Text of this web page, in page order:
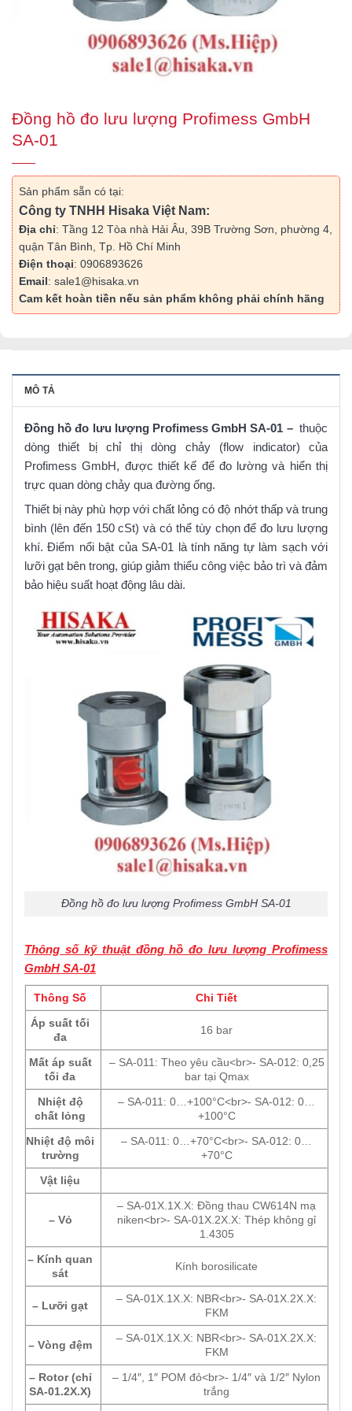
Đồng hồ đo lưu lượng Profimess GmbH
SA-01
Sản phẩm sẵn có tại:
Công ty TNHH Hisaka Việt Nam:
Địa chỉ: Tầng 12 Tòa nhà Hải Âu, 39B Trường Sơn, phường 4,
quận Tân Bình, Tp. Hồ Chí Minh
Điện thoại: 0906893626
Email: sale1@hisaka.vn
Cam kết hoàn tiền nếu sản phẩm không phải chính hãng
MÔ TẢ
Đồng hồ đo lưu lượng Profimess GmbH SA-01 – thuộc
dòng thiết bị chỉ thị dòng chảy (flow indicator) của
Profimess GmbH, được thiết kế để đo lường và hiển thị
trực quan dòng chảy qua đường ống.
Thiết bị này phù hợp với chất lỏng có độ nhớt thấp và trung
bình (lên đến 150 cSt) và có thể tùy chọn để đo lưu lượng
khí. Điểm nổi bật của SA-01 là tính năng tự làm sạch với
lưỡi gạt bên trong, giúp giảm thiểu công việc bảo trì và đảm
bảo hiệu suất hoạt động lâu dài.
Đồng hồ đo lưu lượng Profimess GmbH SA-01
Thông số kỹ thuật đồng hồ đo lưu lượng Profimess
GmbH SA-01
Thông Số
Chi Tiết
Áp suất tối
đa
16 bar
Mất áp suất
tối đa
– SA-011: Theo yêu cầu<br>- SA-012: 0,25
bar tại Qmax
Nhiệt độ
chất lỏng
– SA-011: 0…+100°C<br>- SA-012: 0…
+100°C
Nhiệt độ môi
trường
– SA-011: 0…+70°C<br>- SA-012: 0…
+70°C
Vật liệu
– Vỏ
– SA-01X.1X.X: Đồng thau CW614N mạ
niken<br>- SA-01X.2X.X: Thép không gỉ
1.4305
– Kính quan
sát
Kính borosilicate
– Lưỡi gạt
– SA-01X.1X.X: NBR<br>- SA-01X.2X.X:
FKM
– Vòng đệm
– SA-01X.1X.X: NBR<br>- SA-01X.2X.X:
FKM
– Rotor (chỉ
SA-01.2X.X)
– 1/4″, 1″ POM đỏ<br>- 1/4″ và 1/2″ Nylon
trắng